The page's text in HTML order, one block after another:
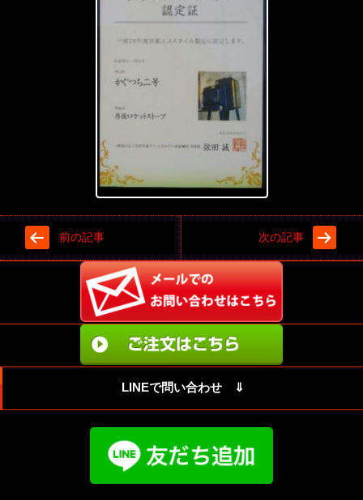
前の記事 次の記事
LINEで問い合わせ ⇓